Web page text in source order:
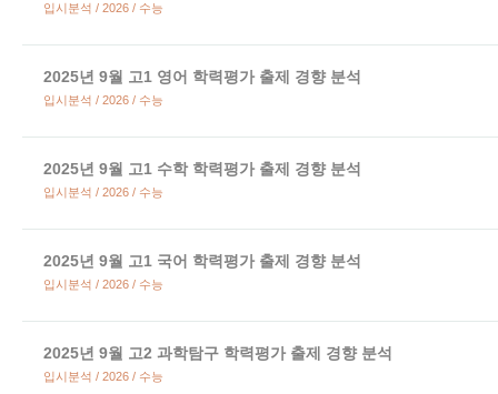
입시분석 / 2026 / 수능
2025년 9월 고1 영어 학력평가 출제 경향 분석
입시분석 / 2026 / 수능
2025년 9월 고1 수학 학력평가 출제 경향 분석
입시분석 / 2026 / 수능
2025년 9월 고1 국어 학력평가 출제 경향 분석
입시분석 / 2026 / 수능
2025년 9월 고2 과학탐구 학력평가 출제 경향 분석
입시분석 / 2026 / 수능